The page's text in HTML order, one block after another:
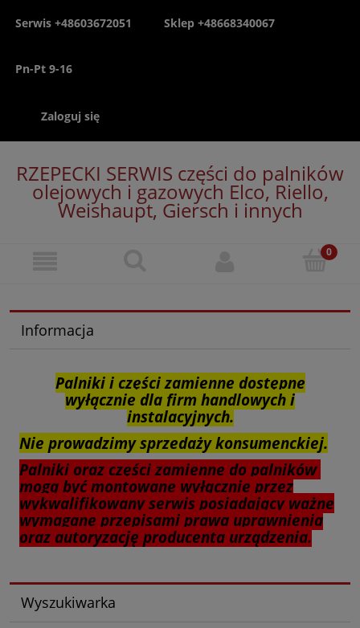
Serwis +48603672051 Sklep +48668340067
Pn-Pt 9-16
Zaloguj się
RZEPECKI SERWIS części do palników
olejowych i gazowych Elco, Riello,
Weishaupt, Giersch i innych
Informacja
Palniki i części zamienne dostępne
wyłącznie dla firm handlowych i
instalacyjnych.
Nie prowadzimy sprzedaży konsumenckiej.
Palniki oraz części zamienne do palników
mogą być montowane wyłącznie przez
wykwalifikowany serwis posiadający ważne
wymagane przepisami prawa uprawnienia
oraz autoryzację producenta urządzenia.
Wyszukiwarka